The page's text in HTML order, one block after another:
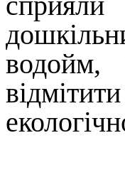
водойм,